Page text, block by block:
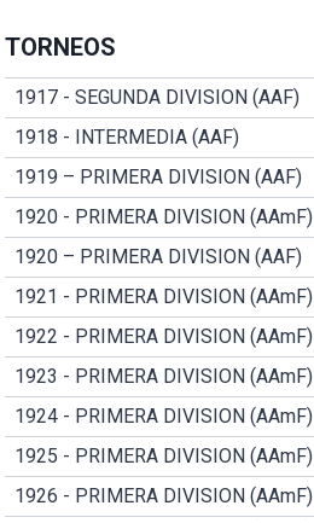
TORNEOS
1917 - SEGUNDA DIVISION (AAF)
1918 - INTERMEDIA (AAF)
1919 – PRIMERA DIVISION (AAF)
1920 - PRIMERA DIVISION (AAmF)
1920 – PRIMERA DIVISION (AAF)
1921 - PRIMERA DIVISION (AAmF)
1922 - PRIMERA DIVISION (AAmF)
1923 - PRIMERA DIVISION (AAmF)
1924 - PRIMERA DIVISION (AAmF)
1925 - PRIMERA DIVISION (AAmF)
1926 - PRIMERA DIVISION (AAmF)